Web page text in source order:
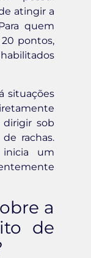
atingir a
quem
pontos,
situações
dirigir sob
rachas.
inicia um
a
de